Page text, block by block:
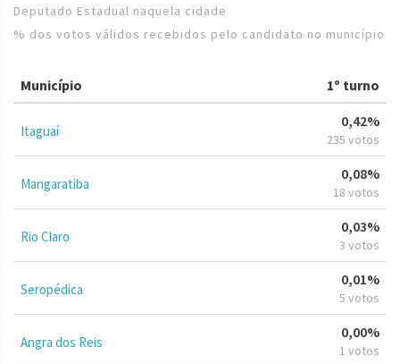
Deputado Estadual naquela cidade
% dos votos válidos recebidos pelo candidato no município
Município 1º turno
Itaguaí
0,42%
235 votos
Mangaratiba
0,08%
18 votos
Rio Claro
0,03%
3 votos
Seropédica
0,01%
5 votos
Angra dos Reis
0,00%
1 votos